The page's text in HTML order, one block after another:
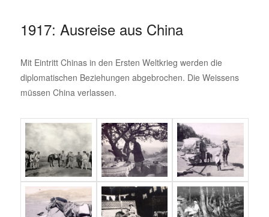
1917: Ausreise aus China
Mit Eintritt Chinas in den Ersten Weltkrieg werden die
diplomatischen Beziehungen abgebrochen. Die Weissens
müssen China verlassen.